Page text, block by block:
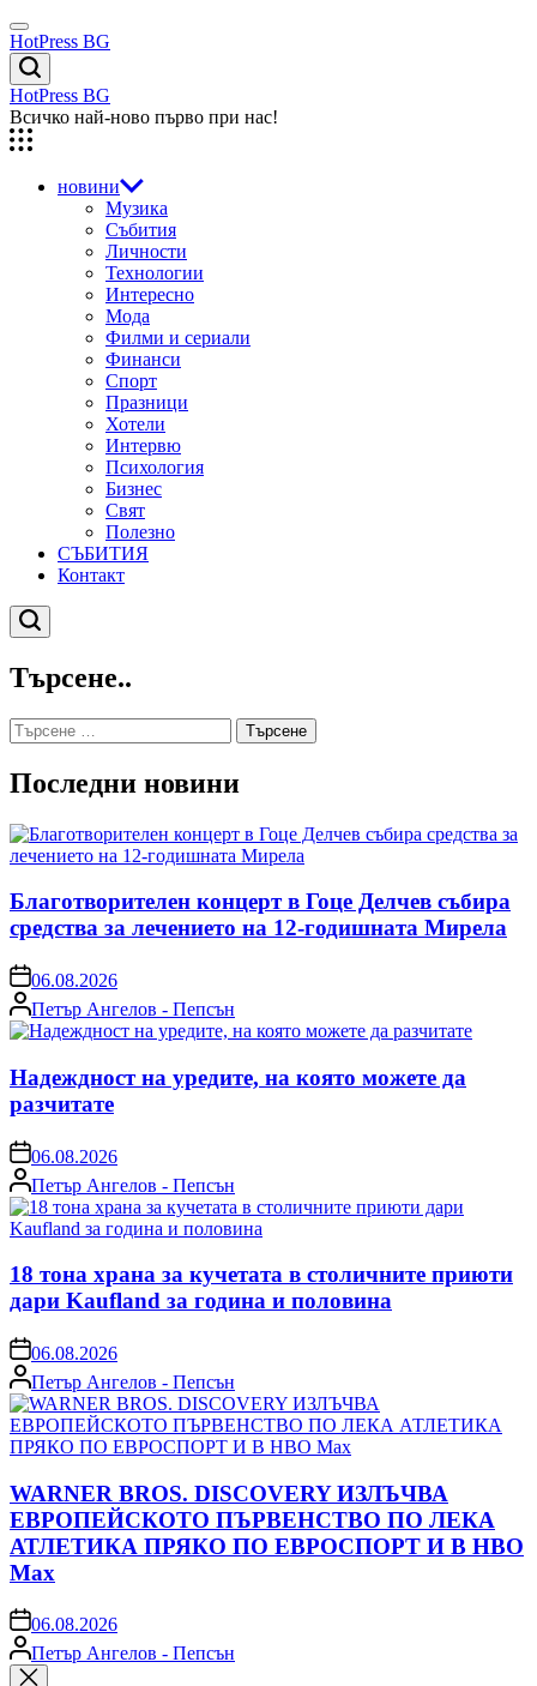
Skip
to
content
Menu
HotPress BG
Търсене
HotPress BG
Всичко най-ново първо при нас!
новини
Музика
Събития
Личности
Технологии
Интересно
Мода
Филми и сериали
Финанси
Спорт
Празници
Хотели
Интервю
Психология
Бизнес
Свят
Полезно
СЪБИТИЯ
Контакт
Търсене
Търсене..
Търсене
за:
Последни новини
Благотворителен концерт в Гоце Делчев събира
средства за лечението на 12-годишната Мирела
on06.08.2026
Posted
by
Петър Ангелов - Пепсън
Надеждност на уредите, на която можете да
разчитате
on06.08.2026
Posted
by
Петър Ангелов - Пепсън
18 тона храна за кучетата в столичните приюти
дари Kaufland за година и половина
on06.08.2026
Posted
by
Петър Ангелов - Пепсън
WARNER BROS. DISCOVERY ИЗЛЪЧВА
ЕВРОПЕЙСКОТО ПЪРВЕНСТВО ПО ЛЕКА
АТЛЕТИКА ПРЯКО ПО ЕВРОСПОРТ И В НВО
Мах
on06.08.2026
Posted
by
Петър Ангелов - Пепсън
Close